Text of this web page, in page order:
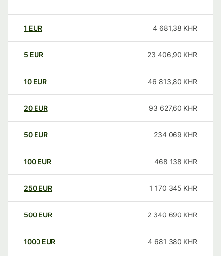
1 EUR 4 681,38 KHR
5 EUR 23 406,90 KHR
10 EUR 46 813,80 KHR
20 EUR 93 627,60 KHR
50 EUR 234 069 KHR
100 EUR 468 138 KHR
250 EUR 1 170 345 KHR
500 EUR 2 340 690 KHR
1000 EUR 4 681 380 KHR